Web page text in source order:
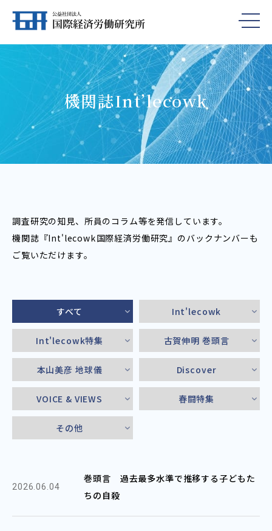
機関誌Int’lecowk
調査研究の知見、所員のコラム等を発信しています。
機関誌『Int'lecowk――国際経済労働研究』のバックナンバーも
ご覧いただけます。
すべて Int'lecowk
Int'lecowk特集 古賀伸明 巻頭言
本山美彦 地球儀 Discover
VOICE & VIEWS 春闘特集
その他
2026.06.04
巻頭言 過去最多水準で推移する子どもた
ちの自殺